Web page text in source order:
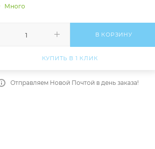
Много
В КОРЗИНУ
КУПИТЬ В 1 КЛИК
Отправляем Новой Почтой в день заказа!